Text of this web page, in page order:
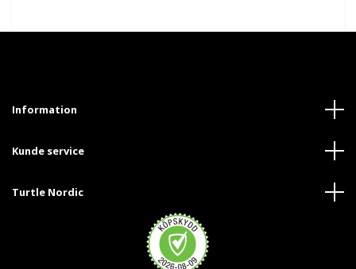
Information
Kunde service
Turtle Nordic